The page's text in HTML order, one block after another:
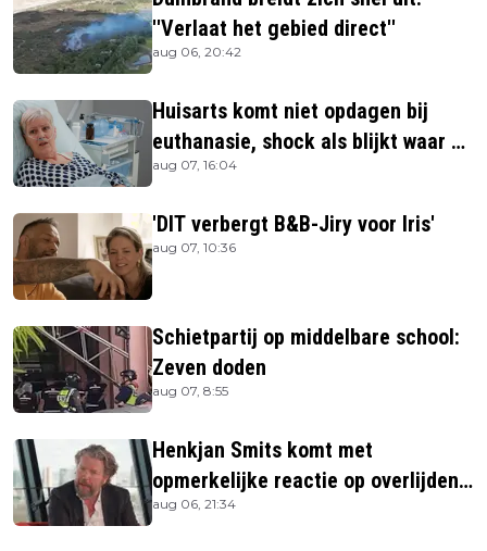
''Verlaat het gebied direct''
aug 06, 20:42
Huisarts komt niet opdagen bij
euthanasie, shock als blijkt waar ze
is
aug 07, 16:04
'DIT verbergt B&B-Jiry voor Iris'
aug 07, 10:36
Schietpartij op middelbare school:
Zeven doden
aug 07, 8:55
Henkjan Smits komt met
opmerkelijke reactie op overlijden
Jerney Kaagman
aug 06, 21:34